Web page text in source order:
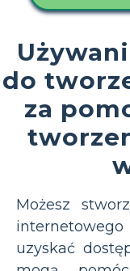
do
za
Możesz
uzyskać